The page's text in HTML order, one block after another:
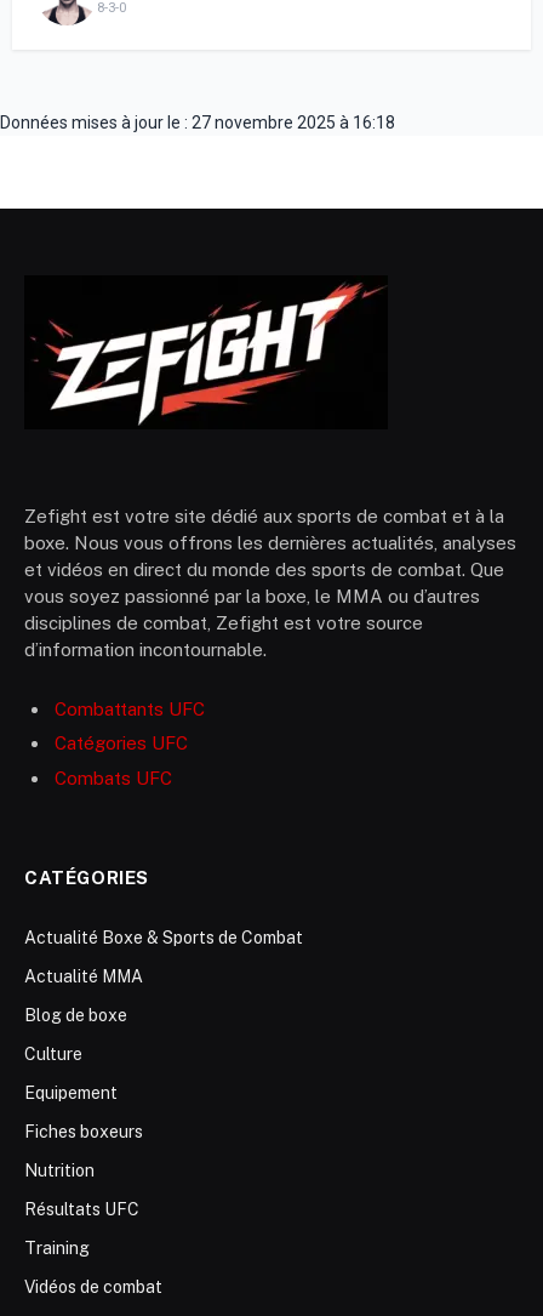
8-3-0
Données mises à jour le : 27 novembre 2025 à 16:18
Zefight est votre site dédié aux sports de combat et à la
boxe. Nous vous offrons les dernières actualités, analyses
et vidéos en direct du monde des sports de combat. Que
vous soyez passionné par la boxe, le MMA ou d’autres
disciplines de combat, Zefight est votre source
d’information incontournable.
Combattants UFC
Catégories UFC
Combats UFC
CATÉGORIES
Actualité Boxe & Sports de Combat
Actualité MMA
Blog de boxe
Culture
Equipement
Fiches boxeurs
Nutrition
Résultats UFC
Training
Vidéos de combat